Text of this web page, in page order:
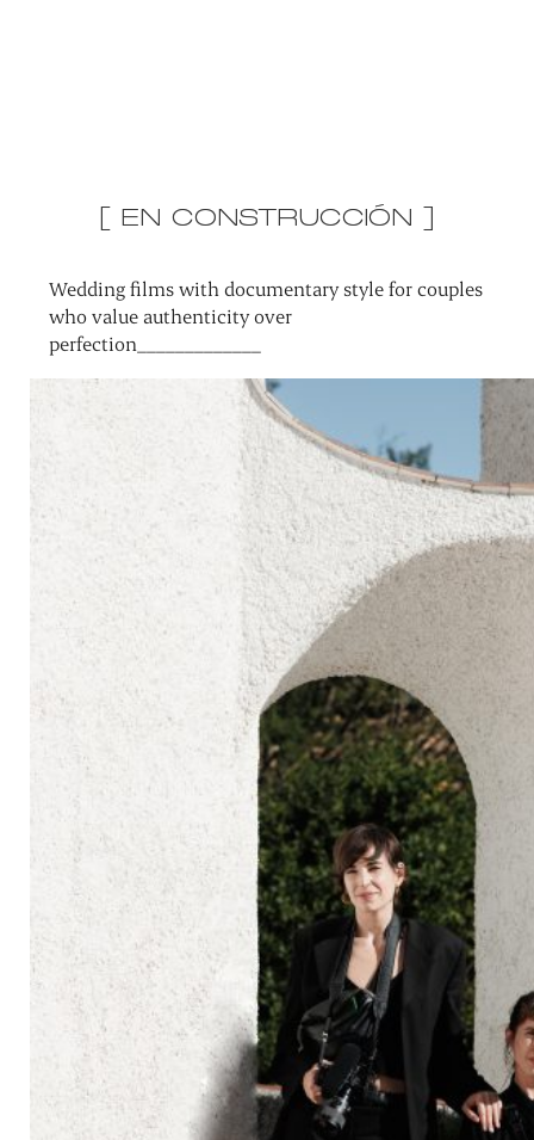
[ EN CONSTRUCCIÓN ]
Wedding films with documentary style for couples
who value authenticity over
perfection_____________